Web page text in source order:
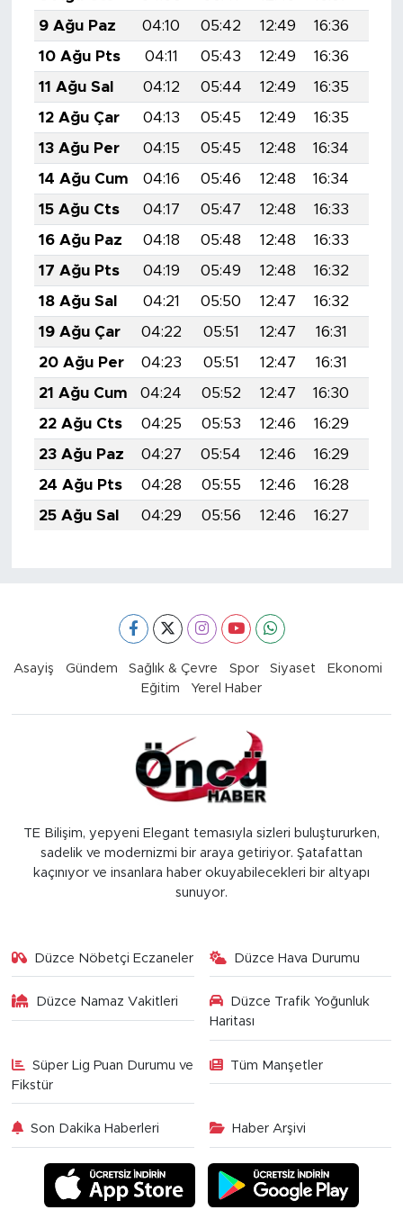
9 Ağu Paz
04:10 05:42 12:49 16:36
10 Ağu Pts
04:11 05:43 12:49 16:36
11 Ağu Sal
04:12 05:44 12:49 16:35
12 Ağu Çar
04:13 05:45 12:49 16:35
13 Ağu Per
04:15 05:45 12:48 16:34
14 Ağu Cum
04:16 05:46 12:48 16:34
15 Ağu Cts
04:17 05:47 12:48 16:33
16 Ağu Paz
04:18 05:48 12:48 16:33
17 Ağu Pts
04:19 05:49 12:48 16:32
18 Ağu Sal
04:21 05:50 12:47 16:32
19 Ağu Çar
04:22 05:51 12:47 16:31
20 Ağu Per
04:23 05:51 12:47 16:31
21 Ağu Cum
04:24 05:52 12:47 16:30
22 Ağu Cts
04:25 05:53 12:46 16:29
23 Ağu Paz
04:27 05:54 12:46 16:29
24 Ağu Pts
04:28 05:55 12:46 16:28
25 Ağu Sal
04:29 05:56 12:46 16:27
Asayiş Gündem Sağlık & Çevre Spor Siyaset
Ekonomi
Eğitim
Yerel Haber
TE Bilişim, yepyeni Elegant temasıyla sizleri buluştururken,
sadelik ve modernizmi bir araya getiriyor. Şatafattan
kaçınıyor ve insanlara haber okuyabilecekleri bir altyapı
sunuyor.
Düzce Nöbetçi Eczaneler Düzce Hava Durumu
Düzce Namaz Vakitleri
Düzce Trafik Yoğunluk
Haritası
Süper Lig Puan Durumu ve
Fikstür
Tüm Manşetler
Son Dakika Haberleri Haber Arşivi